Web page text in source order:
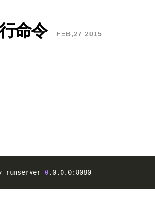
命令 FEB,27 2015
runserver 0